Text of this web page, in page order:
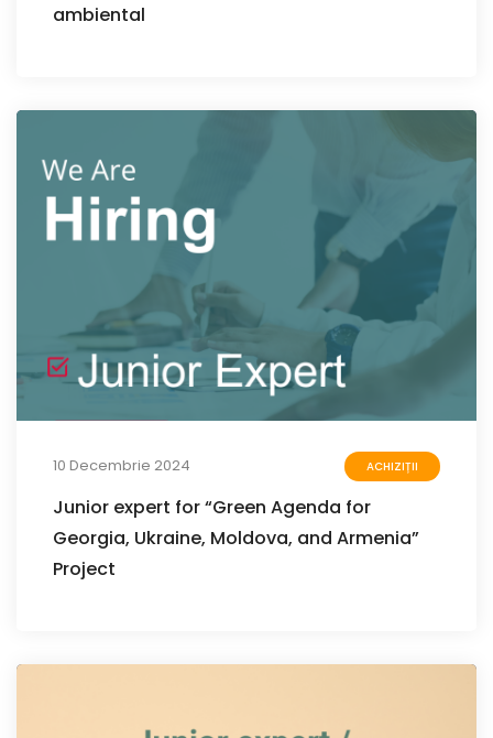
ambiental
10 Decembrie 2024 ACHIZIȚII
Junior expert for “Green Agenda for
Georgia, Ukraine, Moldova, and Armenia”
Project